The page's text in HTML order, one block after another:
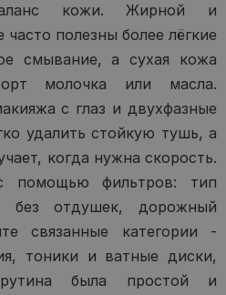
кожи. Жирной и
полезны более лёгкие
смывание, а сухая кожа
молочка или масла.
с глаз и двухфазные
удалить стойкую тушь, а
когда нужна скорость.
помощью фильтров: тип
без отдушек, дорожный
связанные категории -
тоники и ватные диски,
была простой и